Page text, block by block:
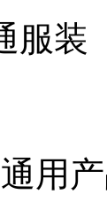
服装
用